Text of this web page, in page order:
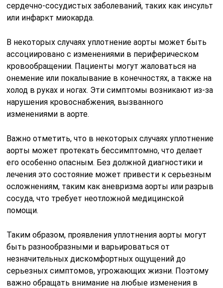
сердечно-сосудистых заболеваний, таких как инсульт
или инфаркт миокарда.
В некоторых случаях уплотнение аорты может быть
ассоциировано с изменениями в периферическом
кровообращении. Пациенты могут жаловаться на
онемение или покалывание в конечностях, а также на
холод в руках и ногах. Эти симптомы возникают из-за
нарушения кровоснабжения, вызванного
изменениями в аорте.
Важно отметить, что в некоторых случаях уплотнение
аорты может протекать бессимптомно, что делает
его особенно опасным. Без должной диагностики и
лечения это состояние может привести к серьезным
осложнениям, таким как аневризма аорты или разрыв
сосуда, что требует неотложной медицинской
помощи.
Таким образом, проявления уплотнения аорты могут
быть разнообразными и варьироваться от
незначительных дискомфортных ощущений до
серьезных симптомов, угрожающих жизни. Поэтому
важно обращать внимание на любые изменения в